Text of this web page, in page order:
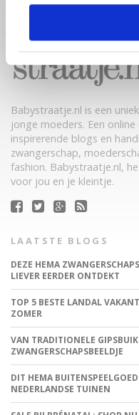
Babystraatje.nl is een
jonge moeders. Een
inspirerende blogs en
zwangerschap,
fashion. Babystraatje.nl,
voor jou en je kleintje.
LAATSTE BLOGS
DEZE HEMA
LIEVER EERDER ONTDEKT
TOP 5 BESTE LANDAL
ZOMER
VAN TRADITIONELE
ZWANGERSCHAPSBEELDJE
DIT HEMA
NEDERLANDSE TUINEN